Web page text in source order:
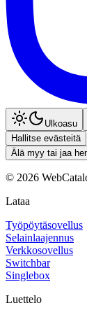
Ulkoasu
Hallitse evästeitä
Älä myy tai jaa
© 2026
Lataa
Työpöytäsovellus
Selainlaajennus
Verkkosovellus
Switchbar
Singlebox
Luettelo